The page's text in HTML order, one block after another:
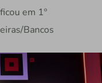
em 1º
Bancos